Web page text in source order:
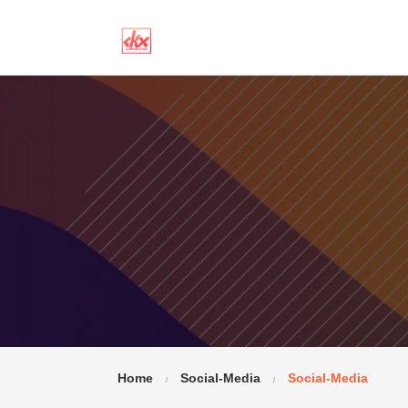
Home Social-Media Social-Media